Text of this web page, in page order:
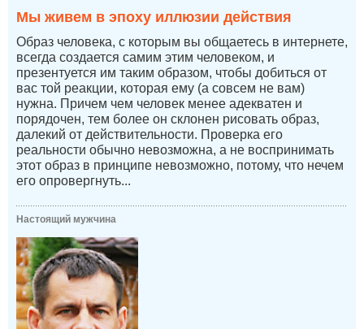
Мы живем в эпоху иллюзии действия
Образ человека, с которым вы общаетесь в интернете,
всегда создается самим этим человеком, и
презентуется им таким образом, чтобы добиться от
вас той реакции, которая ему (а совсем не вам)
нужна. Причем чем человек менее адекватен и
порядочен, тем более он склонен рисовать образ,
далекий от действительности. Проверка его
реальности обычно невозможна, а не воспринимать
этот образ в принципе невозможно, потому, что нечем
его опровергнуть...
Настоящий мужчина